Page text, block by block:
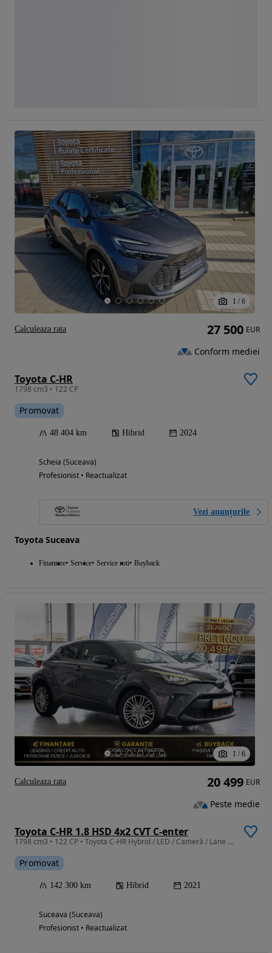
1 / 6
Toyota C-HR
1798 cm3 • 122 CP
Promovat
48 404 km Hibrid 2024
Scheia (Suceava)
Profesionist • Reactualizat
Vezi anunțurile
Toyota Suceava
Finantare Service Service roti Buyback
27 500 EUR
Conform mediei
Calculeaza rata
1 / 6
Toyota C-HR 1.8 HSD 4x2 CVT C-enter
1798 cm3 • 122 CP • Toyota C-HR Hybrid / LED / Cameră / Lane Assist
Promovat
142 300 km Hibrid 2021
Suceava (Suceava)
Profesionist • Reactualizat
20 499 EUR
Peste medie
Calculeaza rata